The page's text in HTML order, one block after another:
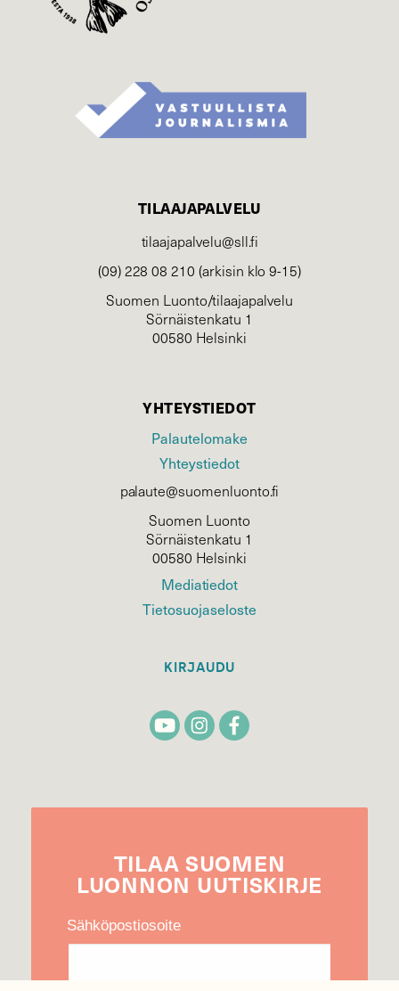
TILAAJAPALVELU
tilaajapalvelu@sll.fi
(09) 228 08 210 (arkisin klo 9-15)
Suomen Luonto/tilaajapalvelu
Sörnäistenkatu 1
00580 Helsinki
YHTEYSTIEDOT
Palautelomake
Yhteystiedot
palaute@suomenluonto.fi
Suomen Luonto
Sörnäistenkatu 1
00580 Helsinki
Mediatiedot
Tietosuojaseloste
KIRJAUDU
TILAA SUOMEN
LUONNON UUTIS­KIRJE
Sähköpostiosoite